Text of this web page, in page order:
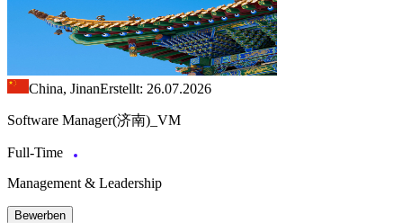
China, JinanErstellt: 26.07.2026
Software Manager(济南)_VM
Full-Time
Management & Leadership
Bewerben